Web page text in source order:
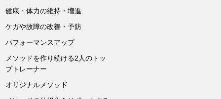
健康・体力の維持・増進
ケガや故障の改善・予防
パフォーマンスアップ
メソッドを作り続ける2人のトッ
プトレーナー
オリジナルメソッド